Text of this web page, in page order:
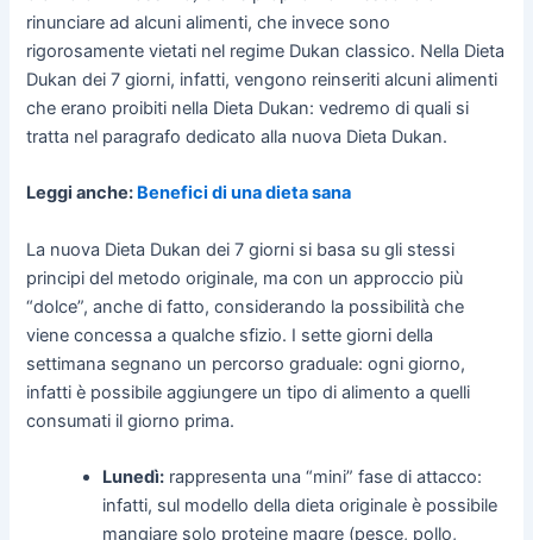
rinunciare ad alcuni alimenti, che invece sono
rigorosamente vietati nel regime Dukan classico. Nella Dieta
Dukan dei 7 giorni, infatti, vengono reinseriti alcuni alimenti
che erano proibiti nella Dieta Dukan: vedremo di quali si
tratta nel paragrafo dedicato alla nuova Dieta Dukan.
Leggi anche: Benefici di una dieta sana
La nuova Dieta Dukan dei 7 giorni si basa su gli stessi
principi del metodo originale, ma con un approccio più
“dolce”, anche di fatto, considerando la possibilità che
viene concessa a qualche sfizio. I sette giorni della
settimana segnano un percorso graduale: ogni giorno,
infatti è possibile aggiungere un tipo di alimento a quelli
consumati il giorno prima.
Lunedì: rappresenta una “mini” fase di attacco:
infatti, sul modello della dieta originale è possibile
mangiare solo proteine magre (pesce, pollo,